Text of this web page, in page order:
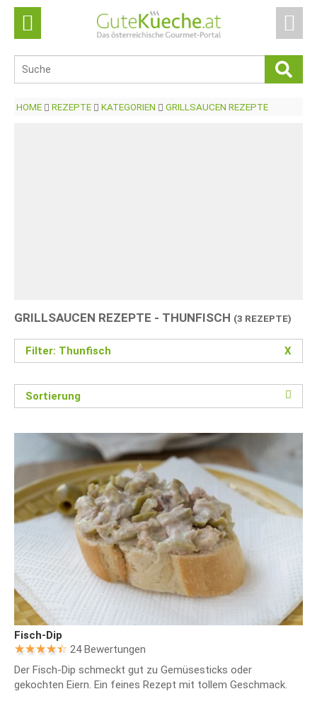
HOME REZEPTE KATEGORIEN GRILLSAUCEN REZEPTE
GRILLSAUCEN REZEPTE - THUNFISCH (3 REZEPTE)
Filter: Thunfisch X
Sortierung
Fisch-Dip
24 Bewertungen
Der Fisch-Dip schmeckt gut zu Gemüsesticks oder
gekochten Eiern. Ein feines Rezept mit tollem Geschmack.